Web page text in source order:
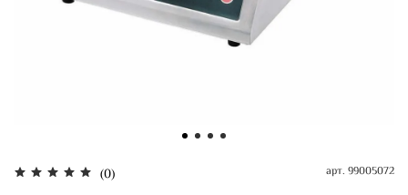
(0) арт. 99005072